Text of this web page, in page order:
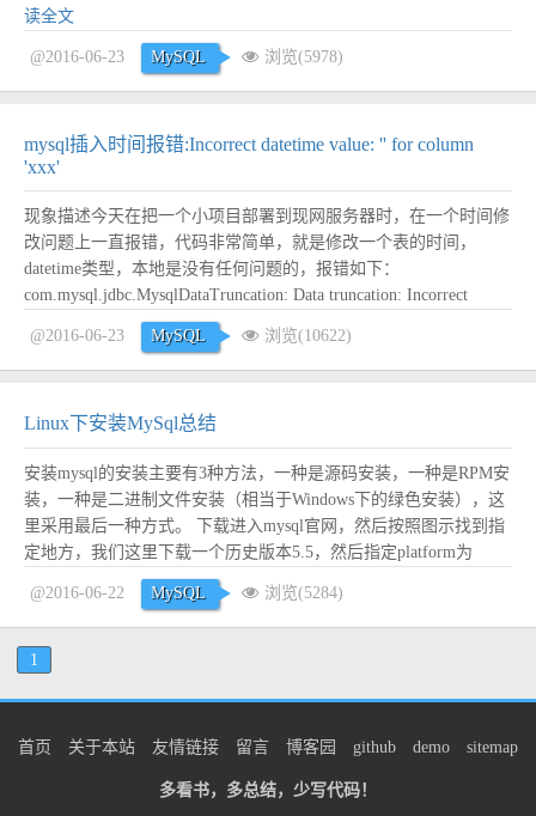
读全文
@2016-06-23 MySQL 浏览(5978)
mysql插入时间报错:Incorrect datetime value: '' for column
'xxx'
现象描述今天在把一个小项目部署到现网服务器时，在一个时间修
改问题上一直报错，代码非常简单，就是修改一个表的时间，
datetime类型，本地是没有任何问题的，报错如下：
com.mysql.jdbc.MysqlDataTruncation: Data truncation: Incorrect
datetime value: '' for column 'last_login_date' at r...
@2016-06-23
MySQL 浏览(10622)
Linux下安装MySql总结
安装mysql的安装主要有3种方法，一种是源码安装，一种是RPM安
装，一种是二进制文件安装（相当于Windows下的绿色安装），这
里采用最后一种方式。 下载进入mysql官网，然后按照图示找到指
定地方，我们这里下载一个历史版本5.5，然后指定platform为
Linux-Generic，拖到最下面去，下载.tar.gz格式的64位文件。 开始
安装不同于大部分教程，我这里安装到/...
阅读全文
@2016-06-22 MySQL 浏览(5284)
1
首页 关于本站 友情链接 留言 博客园 github demo sitemap
多看书，多总结，少写代码！